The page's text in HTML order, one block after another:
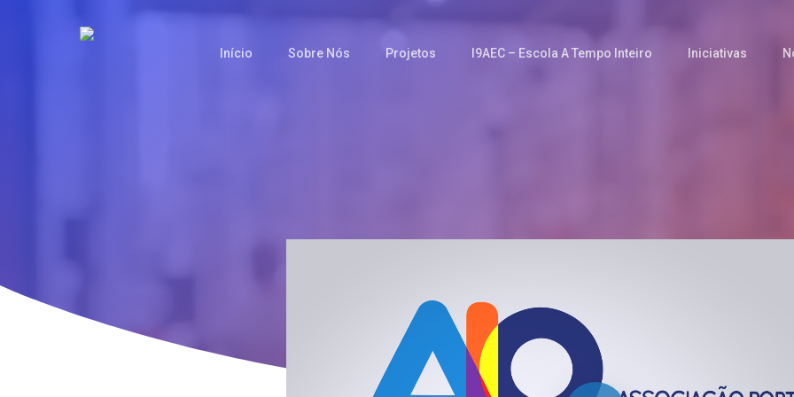
Início Sobre Nós Projetos I9AEC – Escola A Tempo Inteiro Iniciativas
Play Video
Play Video